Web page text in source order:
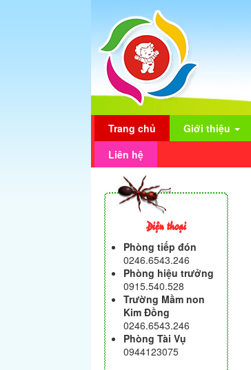
Trang chủ Giới thiệu
Liên hệ
Điện thoại
Phòng tiếp đón
0246.6543.246
Phòng hiệu trưởng
0915.540.528
Trường Mầm non
Kim Đồng
0246.6543.246
Phòng Tài Vụ
0944123075